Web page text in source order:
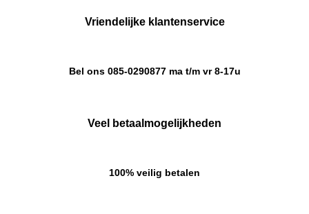
Vriendelijke klantenservice
Bel ons 085-0290877 ma t/m vr 8-17u
Veel betaalmogelijkheden
100% veilig betalen